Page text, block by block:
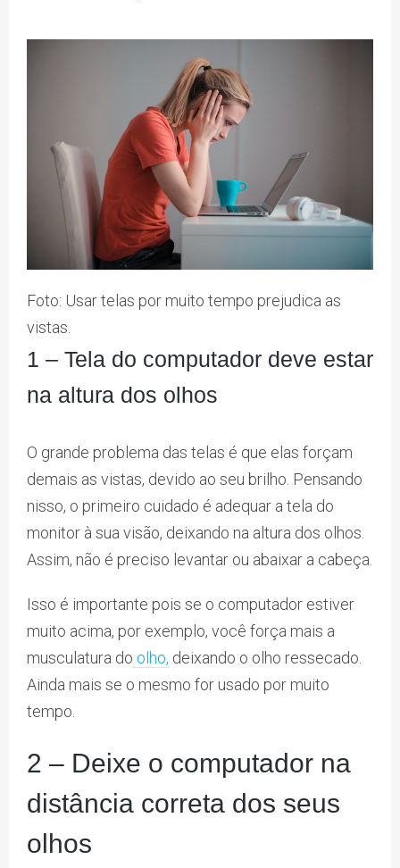
Foto: Usar telas por muito tempo prejudica as
vistas.
1 – Tela do computador deve estar
na altura dos olhos
O grande problema das telas é que elas forçam
demais as vistas, devido ao seu brilho. Pensando
nisso, o primeiro cuidado é adequar a tela do
monitor à sua visão, deixando na altura dos olhos.
Assim, não é preciso levantar ou abaixar a cabeça.
Isso é importante pois se o computador estiver
muito acima, por exemplo, você força mais a
musculatura do olho, deixando o olho ressecado.
Ainda mais se o mesmo for usado por muito
tempo.
2 – Deixe o computador na
distância correta dos seus
olhos